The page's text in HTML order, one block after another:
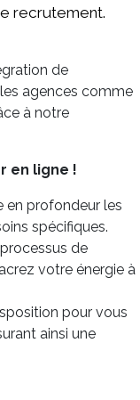
recrutement.
de
agences comme
à notre
en ligne !
en profondeur les
spécifiques.
de
votre énergie à
pour vous
ainsi une